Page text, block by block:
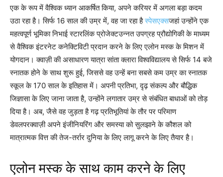
एक के रूप में वैश्विक ध्यान आकर्षित किया, अपने करियर में अगला बड़ा कदम
उठा रहा है। सिर्फ 16 साल की उम्र में, वह जा रहा हैस्पेसएक्सजहां उन्होंने एक
महत्वपूर्ण भूमिका निभाई स्टारलिंक प्रोजेक्टउन्नत उपग्रह प्रौद्योगिकी के माध्यम
से वैश्विक इंटरनेट कनेक्टिविटी प्रदान करने के लिए एलोन मस्क के मिशन में
योगदान। क्वाज़ी की असाधारण यात्रा सांता क्लारा विश्वविद्यालय से सिर्फ 14 बजे
स्नातक होने के साथ शुरू हुई, जिससे वह उन्हें बना सबसे कम उम्र का स्नातक
स्कूल के 170 साल के इतिहास में। अपनी प्रतिभा, दृढ़ संकल्प और बौद्धिक
जिज्ञासा के लिए जाना जाता है, उन्होंने लगातार उम्र से संबंधित बाधाओं को तोड़
दिया है। अब, जैसे वह जुड़ता है गढ़ प्रतिभूतियां के तौर पर परिमाण
डेवलपरक्वाज़ी अपने इंजीनियरिंग और समस्या को सुलझाने के कौशल को
मात्रात्मक वित्त की तेज-तर्रार दुनिया के लिए लागू करने के लिए तैयार है।
एलोन मस्क के साथ काम करने के लिए